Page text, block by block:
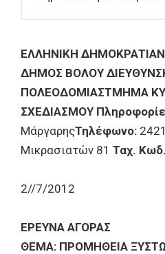
ΕΛΛΗΝΙΚΗ
ΔΗΜΟΣ ΒΟΛΟΥ
ΠΟΛΕΟΔΟΜΙΑΣΤΜΗΜΑ
ΣΧΕΔΙΑΣΜΟΥ
ΜάργαρηςΤηλέφωνο:
Μικρασιατών 81 Ταχ.
2//7/2012
ΕΡΕΥΝΑ ΑΓΟΡΑΣ
ΘΕΜΑ: ΠΡΟΜΗΘΕΙΑ